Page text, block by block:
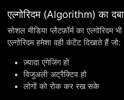
एल्गोरिदम (Algorithm) का
सोशल मीडिया प्लैटफ़ॉर्म का एल्गोरिदम
एल्गोरिदम हमेशा वही कंटेंट दिखाते हैं जो:
ज़्यादा एंगेजिंग हो
विजुअली अट्रैक्टिव हो
लोगों को रोक कर रख सके